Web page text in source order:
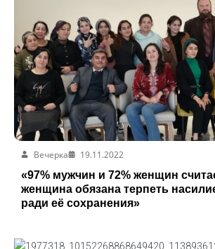
Вечерка
19.11.2022
«97% мужчин и 72% женщин
женщина обязана терпеть
ради её сохранения»